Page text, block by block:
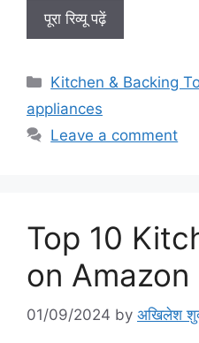
पूरा रिव्यू पढ़ें
Categories
Kitchen & Backing
appliances
Leave a comment
Top 10
on
01/09/2024 by अखिलेश